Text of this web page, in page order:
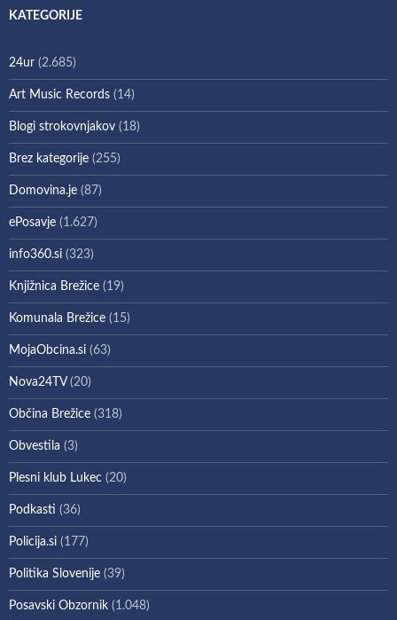
KATEGORIJE
24ur (2.685)
Art Music Records (14)
Blogi strokovnjakov (18)
Brez kategorije (255)
Domovina.je (87)
ePosavje (1.627)
info360.si (323)
Knjižnica Brežice (19)
Komunala Brežice (15)
MojaObcina.si (63)
Nova24TV(20)
Občina Brežice (318)
Obvestila (3)
Plesni klub Lukec (20)
Podkasti (36)
Policija.si (177)
Politika Slovenije (39)
Posavski Obzornik (1.048)